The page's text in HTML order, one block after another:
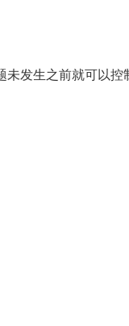
发生之前就可以控